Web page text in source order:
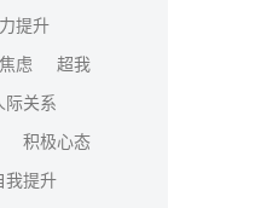
提升
焦虑
超我
际关系
积极心态
我提升